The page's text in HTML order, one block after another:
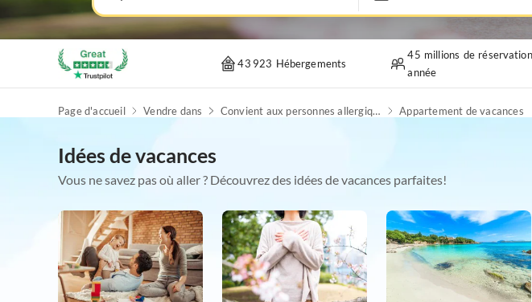
43 923 Hébergements
45 millions de
année
Page d'accueil Vendre dans Convient aux personnes allergiques Appartement de vacances
Idées de vacances
Vous ne savez pas où aller ? Découvrez des idées de vacances parfaites!